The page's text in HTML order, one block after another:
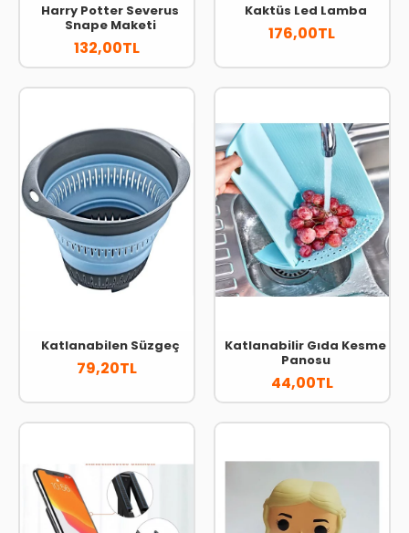
Harry Potter Severus
Snape Maketi
132,00TL
Kaktüs Led Lamba
176,00TL
Katlanabilen Süzgeç
79,20TL
Katlanabilir Gıda Kesme
Panosu
44,00TL